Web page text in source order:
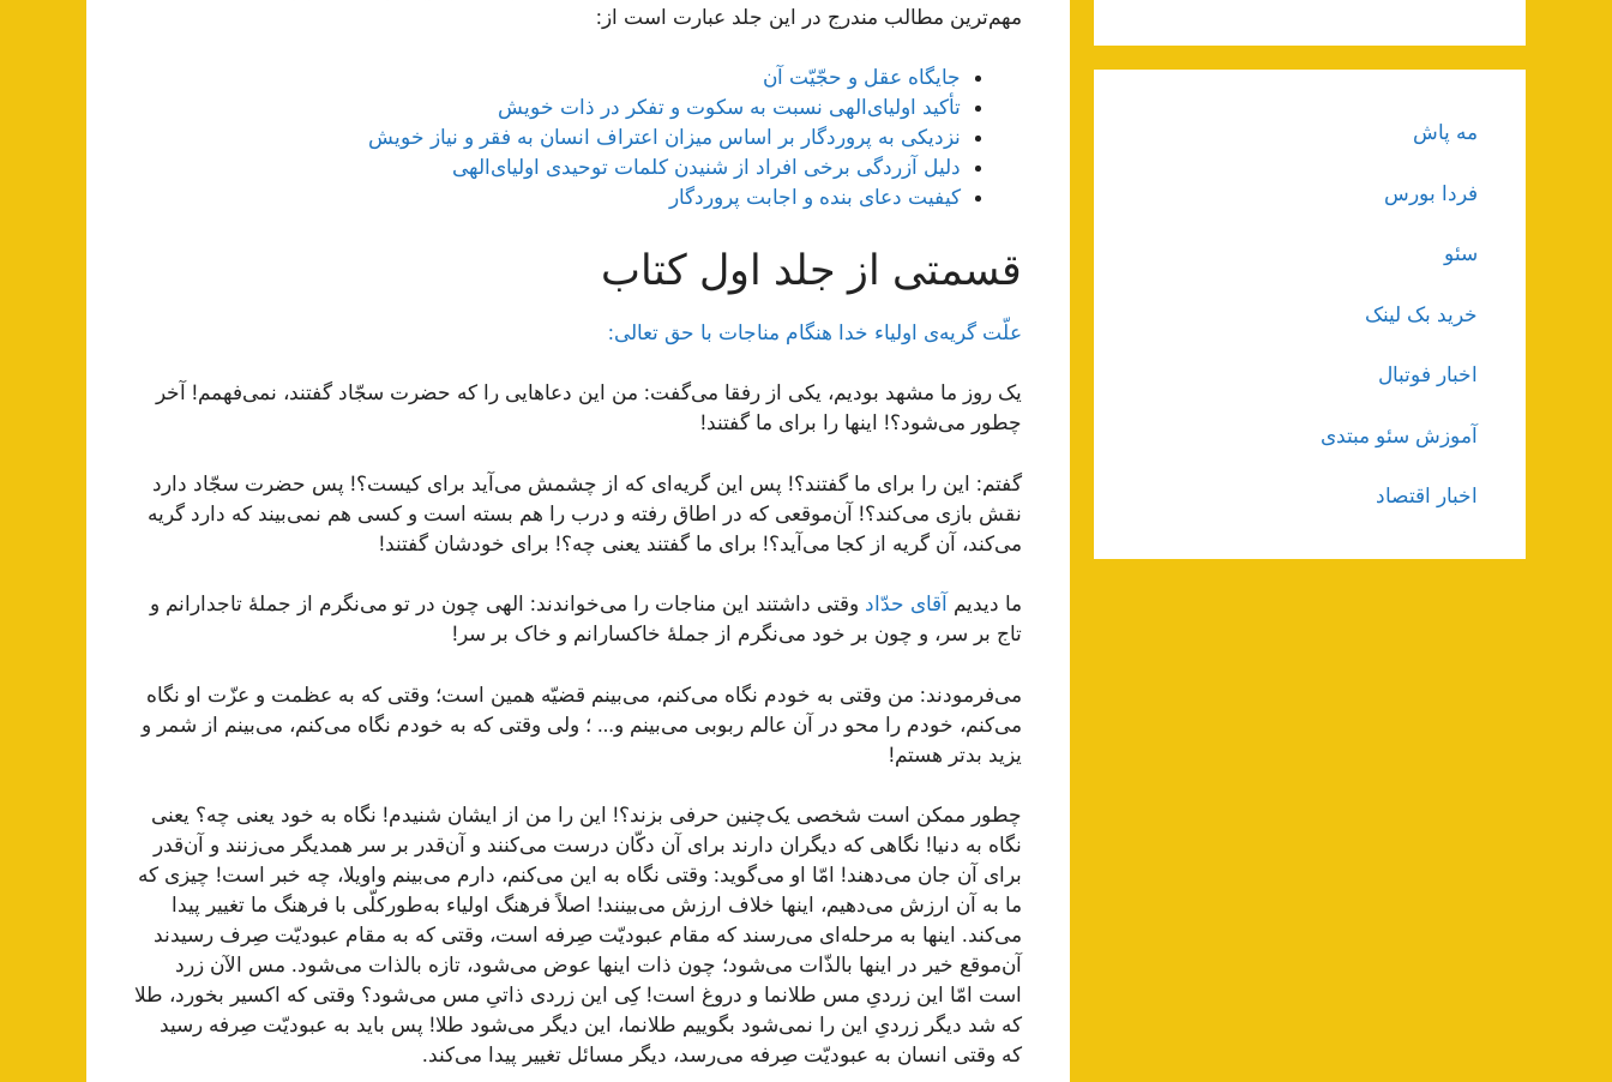
مهم‌ترین مطالب مندرج در این جلد عبارت است از:
جایگاه عقل و حجّیّت آن
تأکید اولیای‌الهی نسبت به سکوت و تفکر در ذات خویش
نزدیکی به پروردگار بر اساس میزان اعتراف انسان به فقر و نیاز خویش
دلیل آزردگی برخی افراد از شنیدن کلمات توحیدی اولیای‌الهی
کیفیت دعای بنده و اجابت پروردگار
قسمتی از جلد اول کتاب
علّت گریه‌ی اولیاء خدا هنگام مناجات با حق تعالی:
یک روز ما مشهد بودیم، یکی از رفقا می‌گفت: من این دعاهایی را که حضرت سجّاد گفتند، نمی‌فهمم! آخر
چطور می‌شود؟! اینها را برای ما گفتند!
گفتم: این را برای ما گفتند؟! پس این گریه‌ای که از چشمش می‌آید برای کیست؟! پس حضرت سجّاد دارد
نقش بازی می‌کند؟! آن‌موقعی که در اطاق رفته و درب را هم بسته است و کسی هم نمی‌بیند که دارد گریه
می‌کند، آن گریه از کجا می‌آید؟! برای ما گفتند یعنی چه؟! برای خودشان گفتند!
ما دیدیم آقای حدّاد وقتی داشتند این مناجات را می‌خواندند: الهی چون در تو می‌نگرم از جملۀ تاجدارانم و
تاج بر سر، و چون بر خود می‌نگرم از جملۀ‌ خاکسارانم و خاک بر سر!
می‌فرمودند: من وقتی به خودم نگاه می‌کنم، می‌بینم قضیّه همین است؛ وقتی که به عظمت و عزّت او نگاه
می‌کنم، خودم را محو در آن عالم ربوبی می‌بینم و… ؛ ولی وقتی که به خودم نگاه می‌کنم، می‌بینم از شمر و
یزید بدتر هستم!
چطور ممکن است شخصی یک‌چنین حرفی بزند؟! این را من از ایشان شنیدم! نگاه به خود یعنی چه؟ یعنی
نگاه به دنیا! نگاهی که دیگران دارند برای آن دکّان درست می‌کنند و آن‌قدر بر سر همدیگر می‌زنند و آن‌قدر
برای آن جان می‌دهند! امّا او می‌گوید: وقتی نگاه به این می‌کنم، دارم می‌بینم واویلا، چه خبر است! چیزی که
ما به آن ارزش می‌دهیم، اینها خلاف ارزش می‌بینند! اصلاً فرهنگ اولیاء به‌طورکلّی با فرهنگ ما تغییر پیدا
می‌کند. اینها به مرحله‌ای می‌رسند که مقام عبودیّت صِرفه است، وقتی که به مقام عبودیّت صِرف رسیدند
آن‌موقع خیر در اینها بالذّات می‌شود؛ چون ذات اینها عوض می‌شود، تازه بالذات می‌شود. مس الآن زرد
است امّا این زردیِ مس طلا‌نما و دروغ است! کِی این زردی ذاتیِ مس می‌شود؟ وقتی که اکسیر بخورد، طلا
که شد دیگر زردیِ این را نمی‌شود بگوییم طلانما، این دیگر می‌شود طلا! پس باید به عبودیّت صِرفه رسید
که وقتی انسان به عبودیّت صِرفه می‌رسد، دیگر مسائل تغییر پیدا می‌کند.
مه پاش
فردا بورس
سئو
خرید بک لینک
اخبار فوتبال
آموزش سئو مبتدی
اخبار اقتصاد